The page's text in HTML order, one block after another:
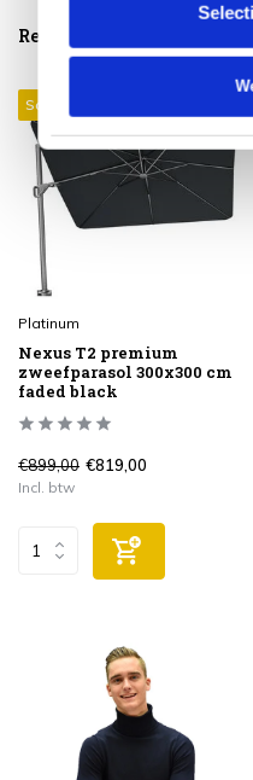
Reeds bekeken
Sale 9%
Platinum
Nexus T2 premium
zweefparasol 300x300 cm
faded black
€899,00 €819,00
Incl. btw